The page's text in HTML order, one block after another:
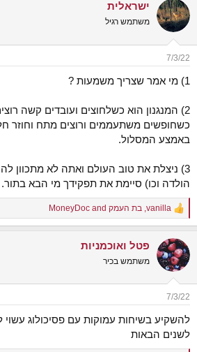
c
t
i
s
ישראלית
משתמש רגיל
7/3/22
1) מי אמר שצריך משמעות ?
2) המנגנון הוא כשלחוצים ועובדים קשה
כשחופשים משתעממים ורוצים מתח וחוזר
באמצע המסלול.
3) ניצלת את טוב העולם ואתה לא מתכוון
הולדה וכו) סיימת את תפקידך מי הבא בתור.
R
e
c
t
i
s
:
vanilla בת העמק MoneyDoc
פטל ואוכמניות
משתמש בכיר
7/3/22
להשקיע בשיחות עמוקות עם פסיכולוג
לשנים הבאות